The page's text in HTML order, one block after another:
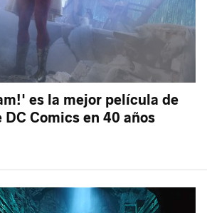
es la mejor película de
Comics en 40 años